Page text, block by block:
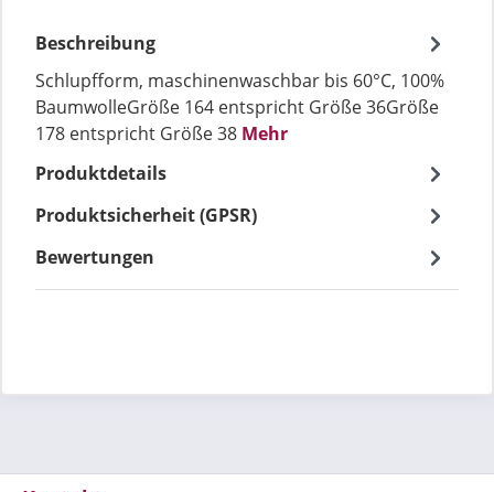
Beschreibung
Schlupfform, maschinenwaschbar bis 60°C, 100%
BaumwolleGröße 164 entspricht Größe 36Größe
178 entspricht Größe 38 Mehr
Produktdetails
Produktsicherheit (GPSR)
Bewertungen